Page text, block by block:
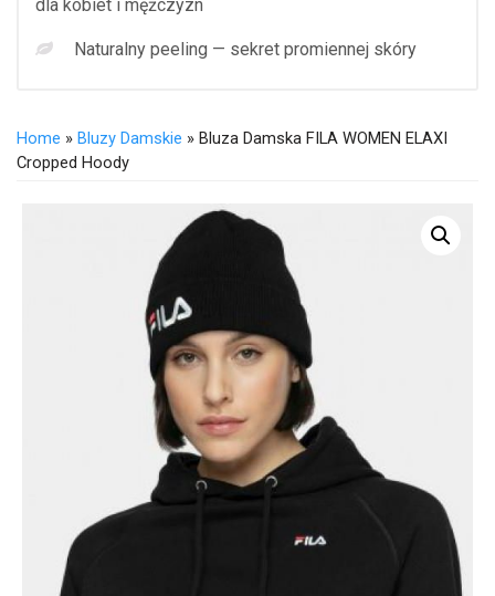
dla kobiet i mężczyzn
Naturalny peeling — sekret promiennej skóry
Home » Bluzy Damskie » Bluza Damska FILA WOMEN ELAXI
Cropped Hoody